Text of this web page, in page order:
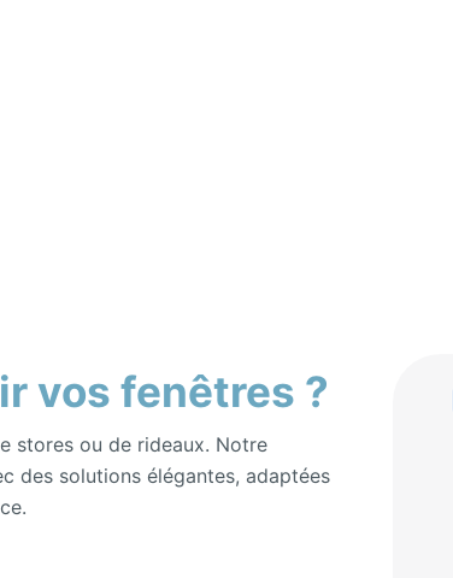
vos fenêtres ?
stores ou de rideaux. Notre
des solutions élégantes, adaptées